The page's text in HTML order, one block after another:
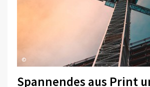
©
Spannendes aus Print